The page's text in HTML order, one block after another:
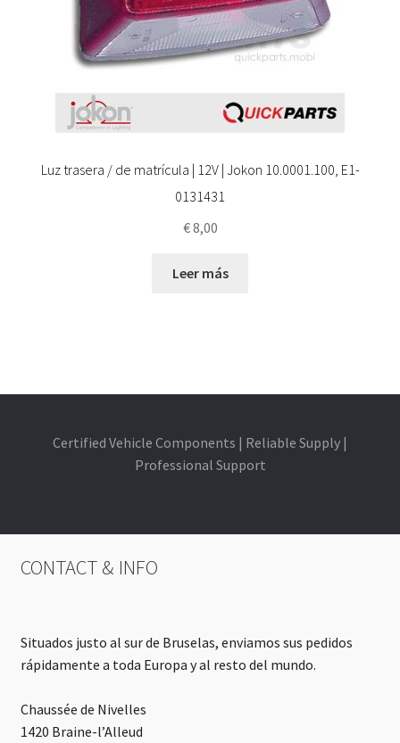
Luz trasera / de matrícula | 12V | Jokon 10.0001.100, E1-
0131431
€8,00
Leer más
Certified Vehicle Components | Reliable Supply |
Professional Support
CONTACT & INFO
Situados justo al sur de Bruselas, enviamos sus pedidos
rápidamente a toda Europa y al resto del mundo.
Chaussée de Nivelles
1420 Braine-l’Alleud